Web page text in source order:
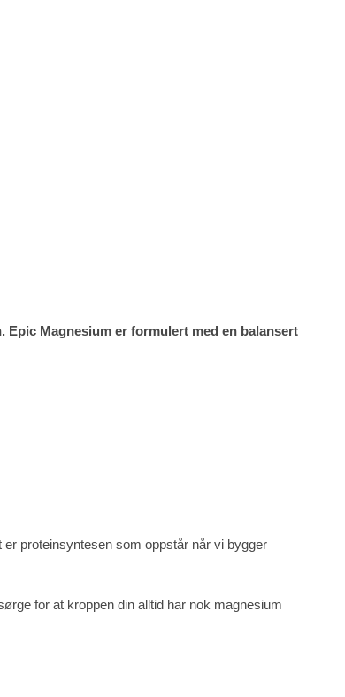
Magnesium er formulert med en balansert
proteinsyntesen som oppstår når vi bygger
for at kroppen din alltid har nok magnesium